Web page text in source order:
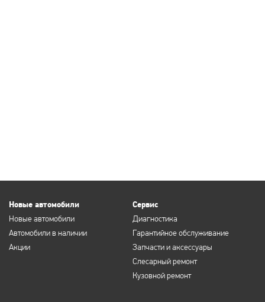
Новые автомобили
Новые автомобили
Автомобили в наличии
Акции
Сервис
Диагностика
Гарантийное обслуживание
Запчасти и аксессуары
Слесарный ремонт
Кузовной ремонт